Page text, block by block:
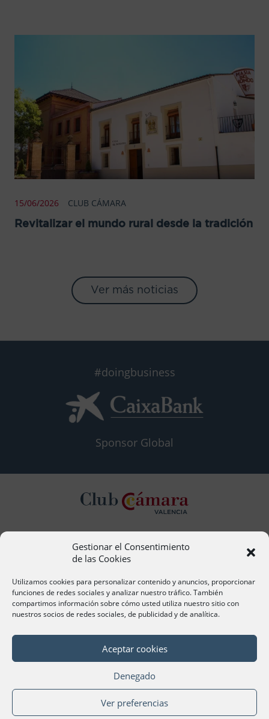
Gestionar el Consentimiento
de las Cookies
Utilizamos cookies para personalizar contenido y anuncios, proporcionar
funciones de redes sociales y analizar nuestro tráfico. También
compartimos información sobre cómo usted utiliza nuestro sitio con
nuestros socios de redes sociales, de publicidad y de analítica.
Aceptar cookies
Denegado
Ver preferencias
15/06/2026 CLUB CÁMARA
Revitalizar el mundo rural desde la tradición
Ver más noticias
#doingbusiness
Sponsor Global
Contacto
acervera@camaravalencia.com
961 366 212
Síguenos
Navegación de València 2020